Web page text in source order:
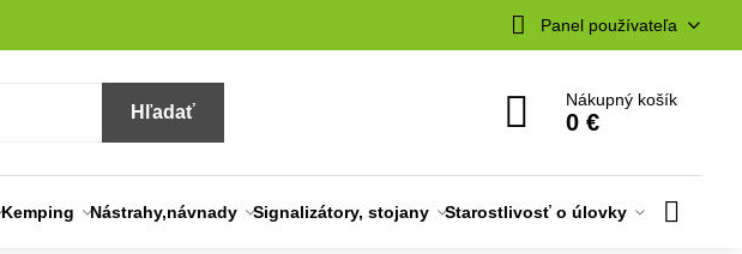
Panel používateľa
Hľadať
Nákupný košík
0 €
Kemping Nástrahy,návnady Signalizátory, stojany Starostlivosť o úlovky